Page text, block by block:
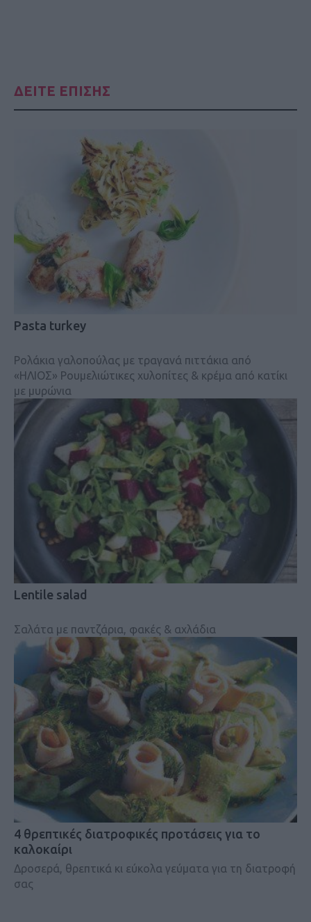
ΔΕΙΤΕ ΕΠΙΣΗΣ
Pasta turkey
Ρολάκια γαλοπούλας με τραγανά πιττάκια από
«ΗΛΙΟΣ» Ρουμελιώτικες χυλοπίτες & κρέμα από κατίκι
με μυρώνια
Lentile salad
Σαλάτα με παντζάρια, φακές & αχλάδια
4 θρεπτικές διατροφικές προτάσεις για το
καλοκαίρι
Δροσερά, θρεπτικά κι εύκολα γεύματα για τη διατροφή
σας